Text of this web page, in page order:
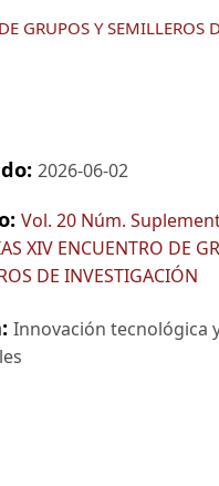
Y SEMILLEROS
2026-06-02
Vol. 20 Núm.
XIV ENCUENTRO DE
DE INVESTIGACIÓN
Innovación tecnológica